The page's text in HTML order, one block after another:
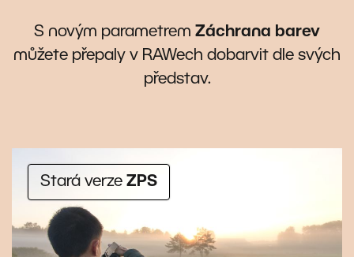
S novým parametrem Záchrana barev
můžete přepaly v RAWech dobarvit dle svých
představ.
Stará verze ZPS